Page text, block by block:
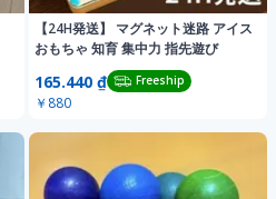
【24H発送】 マグネット迷路 アイス
おもちゃ 知育 集中力 指先遊び
165.440 ₫ Freeship
￥880